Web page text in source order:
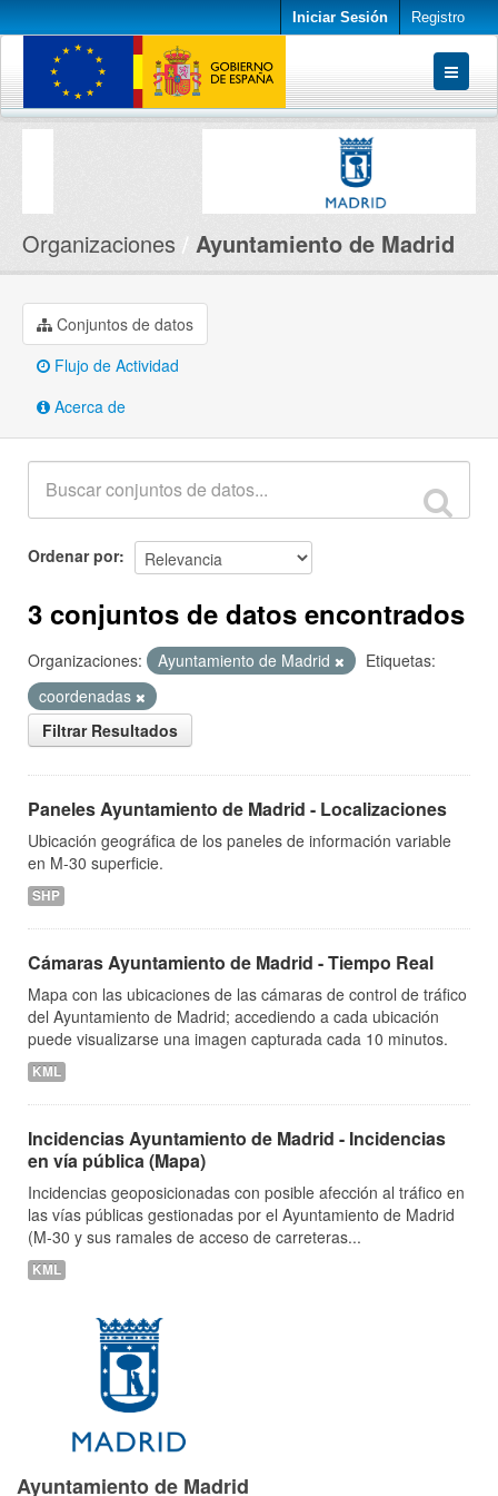
Iniciar Sesión Registro
Conjuntos de datos
Organizaciones Ayuntamiento de Madrid
Conjuntos de datos
Flujo de Actividad
Acerca de
Ordenar por
3 conjuntos de datos encontrados
Organizaciones: Ayuntamiento de Madrid
Etiquetas:
coordenadas
Filtrar Resultados
Paneles Ayuntamiento de Madrid - Localizaciones
Ubicación geográfica de los paneles de información variable
en M-30 superficie.
SHP
Cámaras Ayuntamiento de Madrid - Tiempo Real
Mapa con las ubicaciones de las cámaras de control de tráfico
del Ayuntamiento de Madrid; accediendo a cada ubicación
puede visualizarse una imagen capturada cada 10 minutos.
KML
Incidencias Ayuntamiento de Madrid - Incidencias
en vía pública (Mapa)
Incidencias geoposicionadas con posible afección al tráfico en
las vías públicas gestionadas por el Ayuntamiento de Madrid
(M-30 y sus ramales de acceso de carreteras...
KML
Ayuntamiento de Madrid